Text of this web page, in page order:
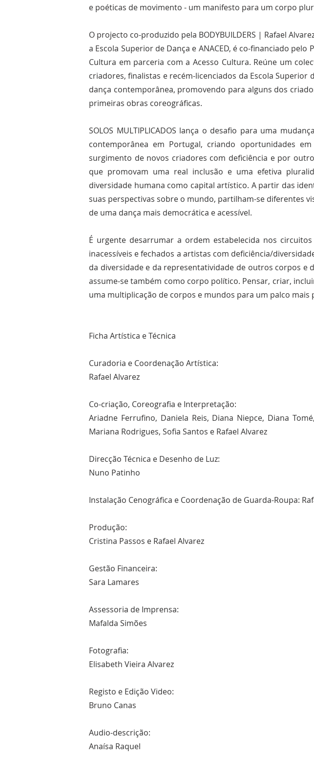
e poéticas de movimento - um manifesto para um corpo
O projecto co-produzido pela BODYBUILDERS | Rafael
a Escola Superior de Dança e ANACED, é co-financiado
Cultura em parceria com a Acesso Cultura. Reúne um
criadores, finalistas e recém-licenciados da Escola
dança contemporânea, promovendo para alguns dos
primeiras obras coreográficas.
SOLOS MULTIPLICADOS lança o desafio para uma
contemporânea em Portugal, criando oportunidades
surgimento de novos criadores com deficiência e por
que promovam uma real inclusão e uma efetiva
diversidade humana como capital artístico. A partir das
suas perspectivas sobre o mundo, partilham-se diferentes
de uma dança mais democrática e acessível.
É urgente desarrumar a ordem estabelecida nos
inacessíveis e fechados a artistas com deficiência/
da diversidade e da representatividade de outros corpos e
assume-se também como corpo político. Pensar, criar,
uma multiplicação de corpos e mundos para um palco mais
Ficha Artística e Técnica
Curadoria e Coordenação Artística:
Rafael Alvarez
Co-criação, Coreografia e Interpretação:
Ariadne Ferrufino, Daniela Reis, Diana Niepce, Diana
Mariana Rodrigues, Sofia Santos e Rafael Alvarez
Direcção Técnica e Desenho de Luz:
Nuno Patinho
Instalação Cenográfica e Coordenação de Guarda-Roupa:
Produção:
Cristina Passos e Rafael Alvarez
Gestão Financeira:
Sara Lamares
Assessoria de Imprensa:
Mafalda Simões
Fotografia:
Elisabeth Vieira Alvarez
Registo e Edição Video:
Bruno Canas
Audio-descrição:
Anaísa Raquel